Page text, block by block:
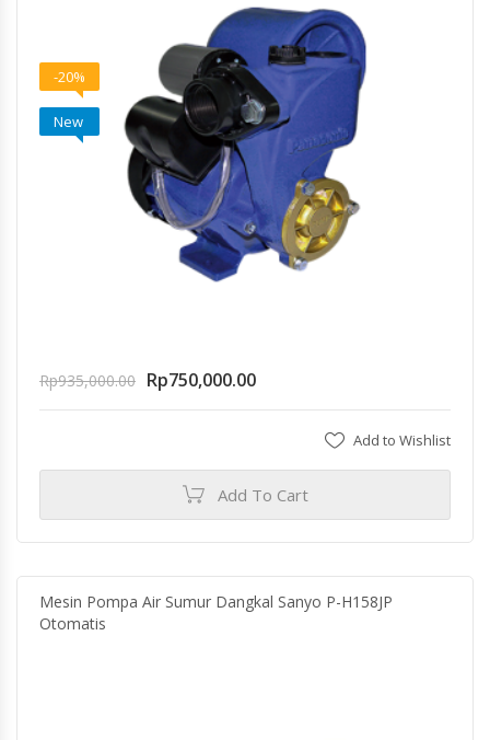
-20%
New
Rp935,000.00 Rp750,000.00
Add to Wishlist
Add To Cart
Mesin Pompa Air Sumur Dangkal Sanyo P-H158JP
Otomatis